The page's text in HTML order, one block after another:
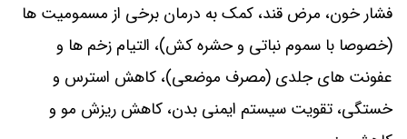
فشار خون، مرض قند، کمک به درمان برخی از مسمومیت ها
(خصوصا با سموم نباتی و حشره کش)، التیام زخم ها و
عفونت های جلدی (مصرف موضعی)، کاهش استرس و
خستگی، تقویت سیستم ایمنی بدن، کاهش ریزش مو و